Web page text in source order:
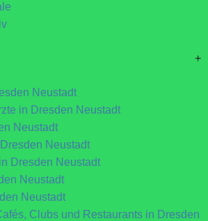
+
Neustadt
in Dresden Neustadt
Neustadt
Neustadt
Dresden Neustadt
Neustadt
Neustadt
Clubs und Restaurants in Dresden